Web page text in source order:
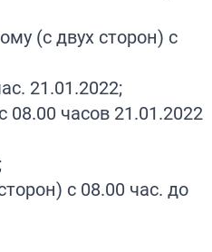
(с двух сторон) с
21.01.2022;
часов 21.01.2022
с 08.00 час. до